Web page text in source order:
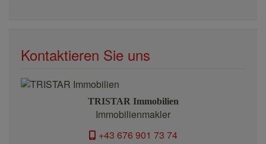
Kontaktieren Sie uns
TRISTAR Immobilien
Immobilienmakler
+43 676 901 73 74